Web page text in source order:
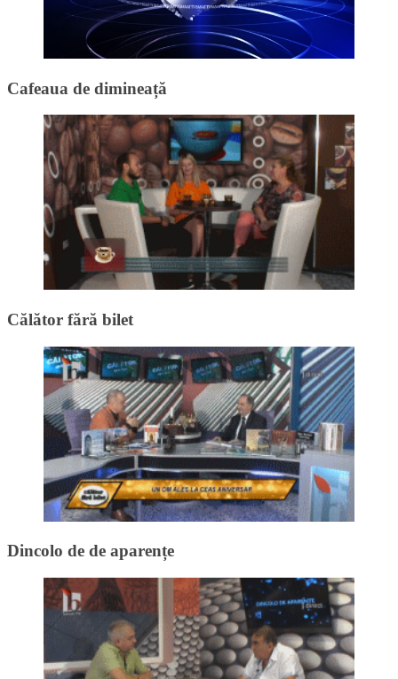
Cafeaua de dimineață
Călător fără bilet
Dincolo de de aparențe